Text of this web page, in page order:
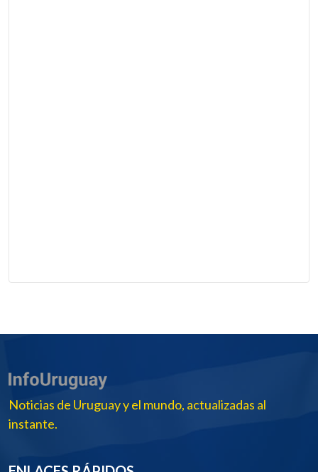
Noticias de Uruguay y el mundo, actualizadas al
instante.